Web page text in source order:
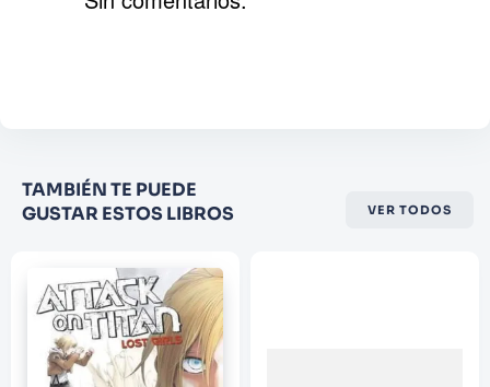
Califique el producto de 1 a 5
estrellas
Su nombre
Correo electrónico
TAMBIÉN TE PUEDE
GUSTAR ESTOS LIBROS
VER TODOS